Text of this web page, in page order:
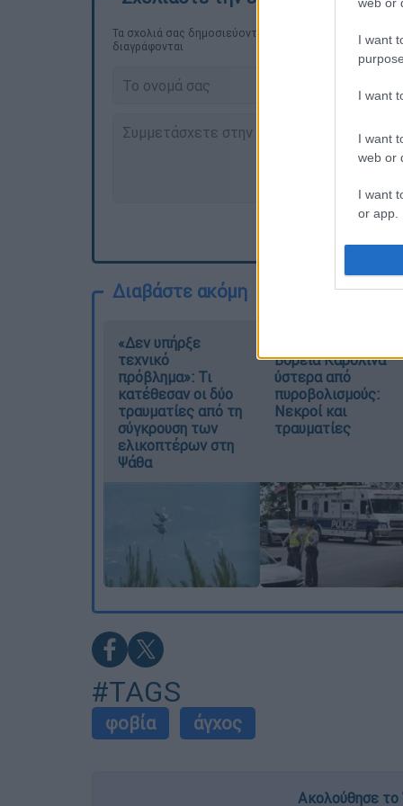
web or
I want
I want
I want
web or
I want
or app.
I want
I want
Τα σχολιά σας δημοσιεύονται άμεσα με δική σας
διαγράφονται
Διαβάστε ακόμη
«Δεν υπήρξε
τεχνικό
πρόβλημα»: Τι
κατέθεσαν οι δύο
τραυματίες από τη
σύγκρουση των
ελικοπτέρων στη
Ψάθα
Βόρεια Καρολίνα
ύστερα από
πυροβολισμούς:
Νεκροί και
τραυματίες
#TAGS
φοβία άγχος
Ακολούθησε